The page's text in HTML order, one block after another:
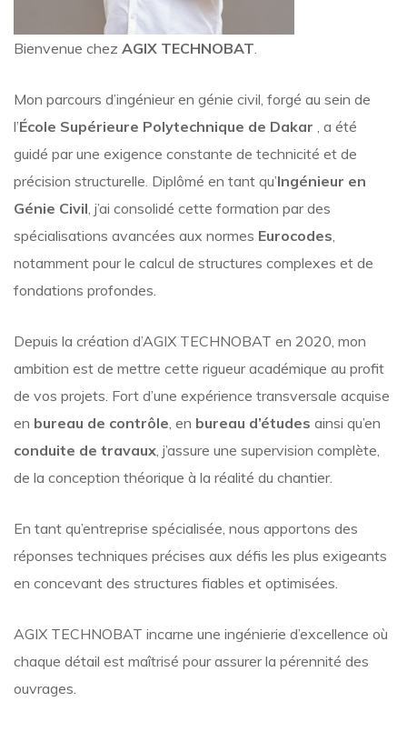
Bienvenue chez AGIX TECHNOBAT.
Mon parcours d’ingénieur en génie civil, forgé au sein de
l’École Supérieure Polytechnique de Dakar , a été
guidé par une exigence constante de technicité et de
précision structurelle. Diplômé en tant qu’Ingénieur en
Génie Civil, j’ai consolidé cette formation par des
spécialisations avancées aux normes Eurocodes,
notamment pour le calcul de structures complexes et de
fondations profondes.
Depuis la création d’AGIX TECHNOBAT en 2020, mon
ambition est de mettre cette rigueur académique au profit
de vos projets. Fort d’une expérience transversale acquise
en bureau de contrôle, en bureau d’études ainsi qu’en
conduite de travaux, j’assure une supervision complète,
de la conception théorique à la réalité du chantier.
En tant qu’entreprise spécialisée, nous apportons des
réponses techniques précises aux défis les plus exigeants
en concevant des structures fiables et optimisées.
AGIX TECHNOBAT incarne une ingénierie d’excellence où
chaque détail est maîtrisé pour assurer la pérennité des
ouvrages.